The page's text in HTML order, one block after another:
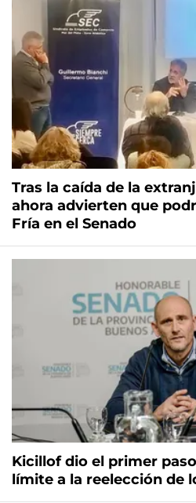
Tras la caída de la
ahora advierten que
Fría en el Senado
Kicillof dio el primer
límite a la reelección de